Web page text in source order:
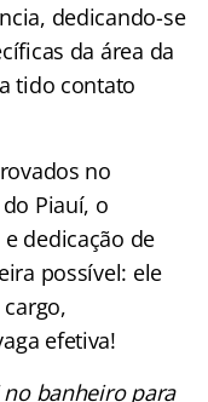
dedicando-se
da área da
tido contato
no
Piauí, o
dedicação de
possível: ele
efetiva!
banheiro para